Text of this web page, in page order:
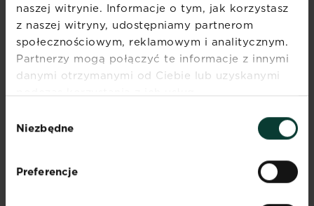
naszej witrynie. Informacje o tym, jak korzystasz
z naszej witryny, udostępniamy partnerom
społecznościowym, reklamowym i analitycznym.
Partnerzy mogą połączyć te informacje z innymi
danymi otrzymanymi od Ciebie lub uzyskanymi
podczas korzystania z ich usług.
zgody
Niezbędne
Preferencje
Problemy w uprawie kwiatów balkonowych
Któż z nas nie doświadczył tego rozczarowania. Tuż...
Czytaj więcejProblemy w uprawie kwiatów balkonowych